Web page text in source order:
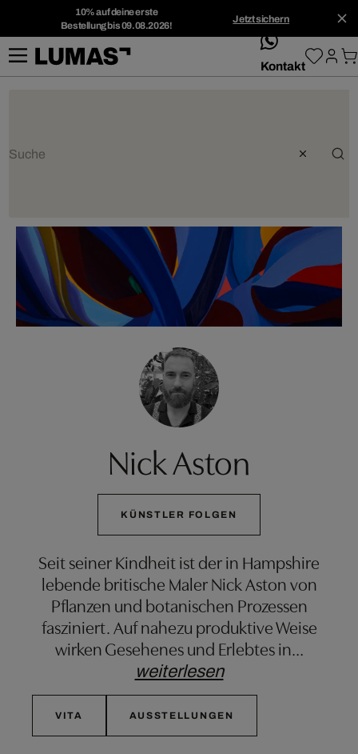
10% auf deine erste
Bestellung bis 09.08.2026!
Jetzt sichern
whatsApp
Kontakt
Nick Aston
KÜNSTLER FOLGEN
Seit seiner Kindheit ist der in Hampshire
lebende britische Maler Nick Aston von
Pflanzen und botanischen Prozessen
fasziniert. Auf nahezu produktive Weise
wirken Gesehenes und Erlebtes in…
weiterlesen
VITA AUSSTELLUNGEN